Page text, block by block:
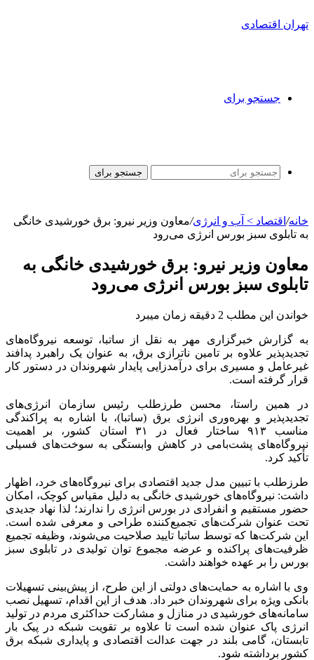
تهران اقتصادی
جستجو برای
جستجو برای
خانه/ اقتصاد > آب و انرژی/معاون وزیر نیرو: برق خورشیدی خانگی
به تابلوی سبز بورس انرژی می‌رود
معاون وزیر نیرو: برق خورشیدی خانگی به
تابلوی سبز بورس انرژی می‌رود
خواندن این مطلب 2 دقیقه زمان میبرد
به گزارش خبرگزاری مهر به نقل از ساتبا، توسعه نیروگاه‌های
تجدیدپذیر علاوه بر تامین ناترازی برق، به عنوان یک راهبرد پدافند
غیرعامل و مسیری برای درآمدزایی پایدار شهروندان در دستور کار
قرار گرفته است.
در همین راستا، محسن طرزطلب رئیس سازمان انرژی‌های
تجدیدپذیر و بهره‌وری انرژی برق (ساتبا)، با اشاره به پراکندگی
مناسب ۹۱۳ ساختار فعال در ۳۱ استان کشور، بر اهمیت
نیروگاه‌های پشت‌بامی در کاهش وابستگی به سوخت‌های فسیلی
تأکید کرد.
طرزطلب با تبیین مدل جدید اقتصادی برای نیروگاه‌های خرد، اظهار
داشت: نیروگاه‌های خورشیدی خانگی به دلیل مقیاس کوچک، امکان
حضور مستقیم و انفرادی در بورس انرژی را ندارند؛ لذا نهاد جدیدی
تحت عنوان شرکت‌های تجمیع‌کننده طراحی و معرفی شده است.
این شرکت‌ها که توسط ساتبا تایید صلاحیت می‌شوند، وظیفه تجمیع
ظرفیت‌های پراکنده و عرضه مجموع توان تولیدی در تابلوی سبز
بورس را بر عهده خواهند داشت.
وی با اشاره به حمایت‌های دولتی از این طرح، از پیش‌بینی تسهیلات
بانکی ویژه برای شهروندان خبر داد. هدف از این اقدام، تسهیل نصب
سامانه‌های خورشیدی در منازل و مشارکت حداکثری مردم در تولید
انرژی پاک عنوان شده است تا علاوه بر تقویت شبکه در پیک بار
تابستان، گامی بلند در جهت عدالت اقتصادی و پایداری شبکه برق
کشور برداشته شود.